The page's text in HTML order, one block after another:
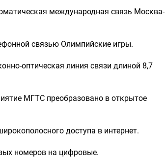
международная связь Москва-
связью Олимпийские игры.
оптическая линия связи длиной 8,7
МГТС преобразовано в открытое
доступа в интернет.
номеров на цифровые.